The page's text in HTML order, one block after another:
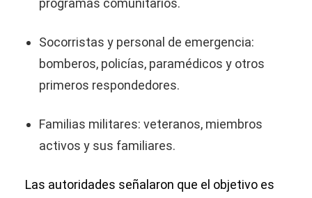
programas comunitarios.
Socorristas y personal de emergencia:
bomberos, policías, paramédicos y otros
primeros respondedores.
Familias militares: veteranos, miembros
activos y sus familiares.
Las autoridades señalaron que el objetivo es